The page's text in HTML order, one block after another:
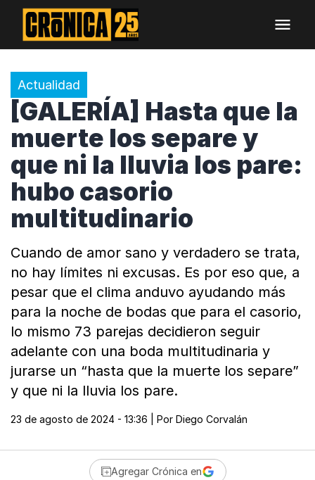
Actualidad
[GALERÍA] Hasta que la
muerte los separe y
que ni la lluvia los pare:
hubo casorio
multitudinario
Cuando de amor sano y verdadero se trata,
no hay límites ni excusas. Es por eso que, a
pesar que el clima anduvo ayudando más
para la noche de bodas que para el casorio,
lo mismo 73 parejas decidieron seguir
adelante con una boda multitudinaria y
jurarse un “hasta que la muerte los separe”
y que ni la lluvia los pare.
23 de agosto de 2024 - 13:36 | Por Diego Corvalán
Agregar Crónica en